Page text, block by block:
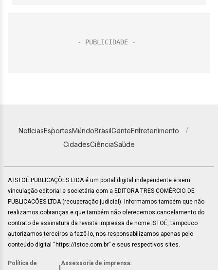
NotíciasEsportesMundoBrasilGenteEntretenimento
CidadesCiênciaSaúde
A ISTOÉ PUBLICAÇÕES LTDA é um portal digital independente e sem
vinculação editorial e societária com a EDITORA TRES COMÉRCIO DE
PUBLICACÕES LTDA (recuperação judicial). Informamos também que não
realizamos cobranças e que também não oferecemos cancelamento do
contrato de assinatura da revista impressa de nome ISTOÉ, tampouco
autorizamos terceiros a fazê-lo, nos responsabilizamos apenas pelo
conteúdo digital “https://istoe.com.br” e seus respectivos sites.
Política de Assessoria de imprensa: